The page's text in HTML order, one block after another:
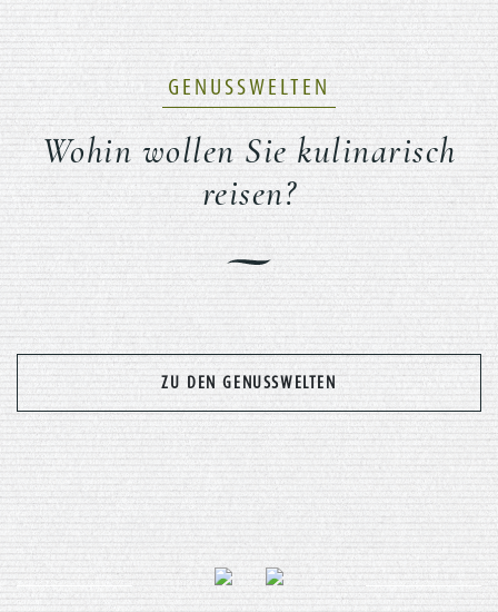
GENUSSWELTEN
Wohin wollen Sie kulinarisch
reisen?
Previous Next
ZU DEN GENUSSWELTEN